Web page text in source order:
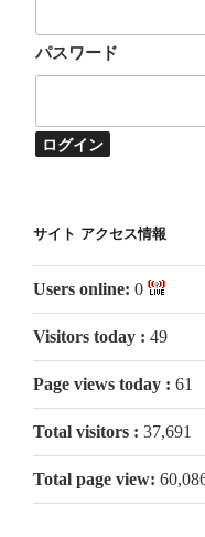
パスワード
サイト アクセス情報
Users online: 0
Visitors today : 49
Page views today : 61
Total visitors : 37,691
Total page view: